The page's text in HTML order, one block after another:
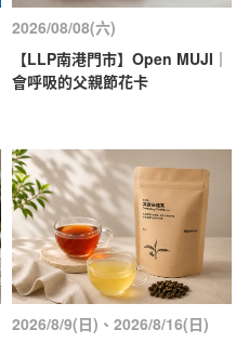
2026/08/08(六)
【LLP南港門市】Open MUJI｜
會呼吸的父親節花卡
2026/8/9(日)、2026/8/16(日)